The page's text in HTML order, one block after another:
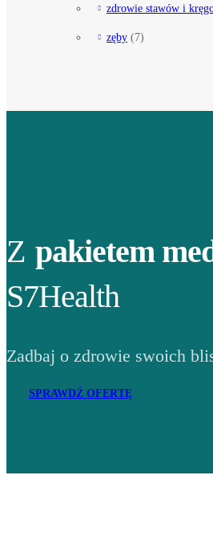
zdrowie stawów i
zęby (7)
Z pakietem
S7Health
Zadbaj o zdrowie swoich
SPRAWDŹ OFERTĘ